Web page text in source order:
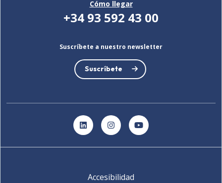
Cómo llegar
+34 93 592 43 00
Suscríbete a nuestro newsletter
Suscríbete
LinkedInInstagramYouTube
Accesibilidad